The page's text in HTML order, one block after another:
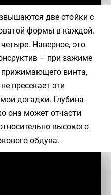
две стойки с
формы в каждой.
Наверное, это
– при зажиме
прижимающего винта,
пресекает эти
догадки. Глубина
она может отчасти
высокого
обдува.